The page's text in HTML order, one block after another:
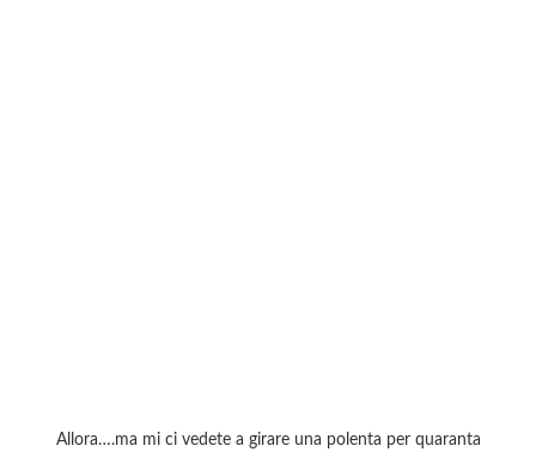
Allora….ma mi ci vedete a girare una polenta per quaranta